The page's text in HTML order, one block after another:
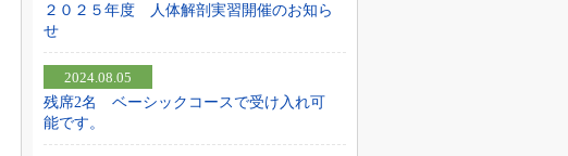
２０２５年度 人体解剖実習開催のお知ら
せ
2024.08.05
残席2名 ベーシックコースで受け入れ可
能です。